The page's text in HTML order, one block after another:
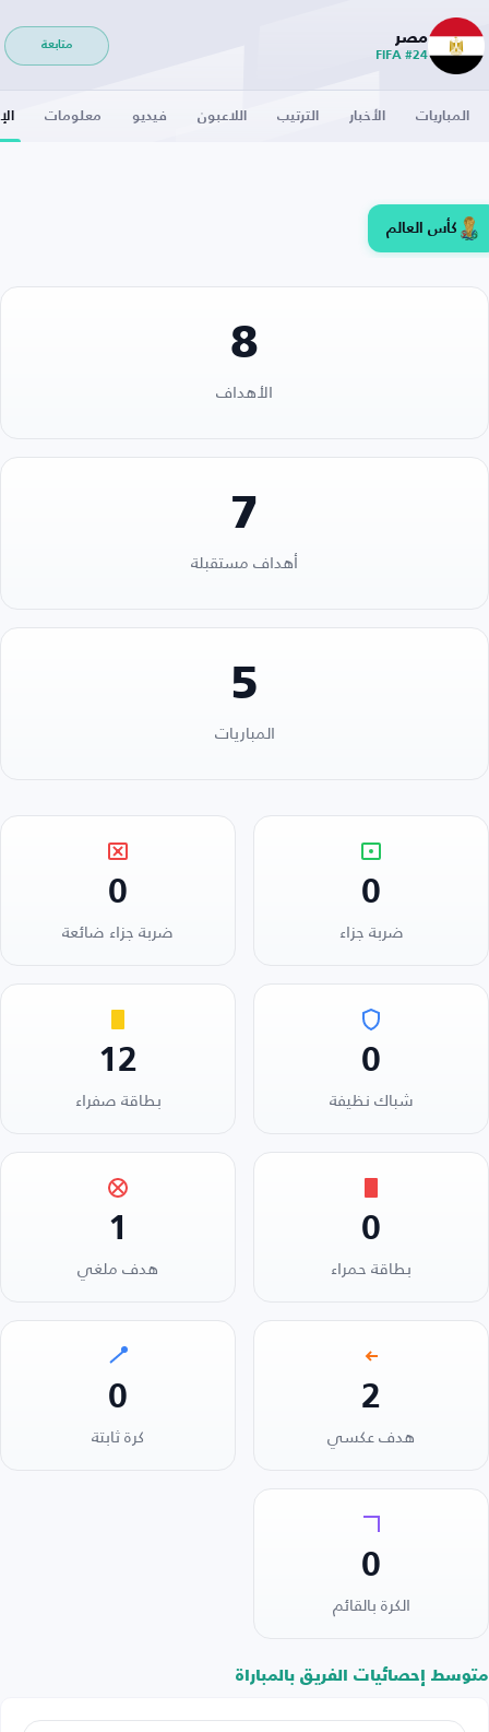
مصر
FIFA #24
متابعة
المباريات الأخبار الترتيب اللاعبون فيديو معلومات
كأس العالم
8
الأهداف
7
أهداف مستقبلة
5
المباريات
0
ضربة جزاء
0
ضربة جزاء ضائعة
0
شباك نظيفة
12
بطاقة صفراء
0
بطاقة حمراء
1
هدف ملغي
2
هدف عكسي
0
كرة ثابتة
0
الكرة بالقائم
متوسط إحصائيات الفريق بالمباراة